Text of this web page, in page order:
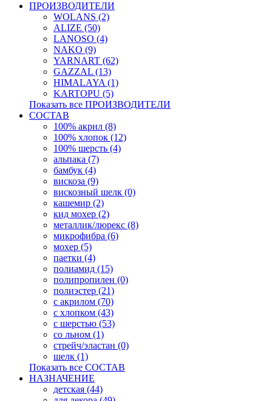
ПРОИЗВОДИТЕЛИ
WOLANS (2)
ALIZE (50)
LANOSO (4)
NAKO (9)
YARNART (62)
GAZZAL (13)
HIMALAYA (1)
KARTOPU (5)
Показать все ПРОИЗВОДИТЕЛИ
СОСТАВ
100% акрил (8)
100% хлопок (12)
100% шерсть (4)
альпака (7)
бамбук (4)
вискоза (9)
вискозный шелк (0)
кашемир (2)
кид мохер (2)
металлик/люрекс (8)
микрофибра (6)
мохер (5)
паетки (4)
полиамид (15)
полипропилен (0)
полиэстер (21)
с акрилом (70)
с хлопком (43)
с шерстью (53)
со льном (1)
стрейч/эластан (0)
шелк (1)
Показать все СОСТАВ
НАЗНАЧЕНИЕ
детская (44)